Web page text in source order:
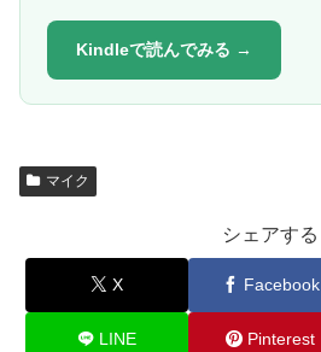
Kindleで読んでみる →
マイク
シェアする
X Facebook
LINE Pinterest